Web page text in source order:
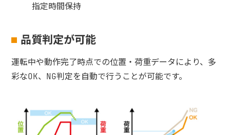
指定時間保持
品質判定が可能
運転中や動作完了時点での位置・荷重データにより、多
彩なOK、NG判定を自動で行うことが可能です。